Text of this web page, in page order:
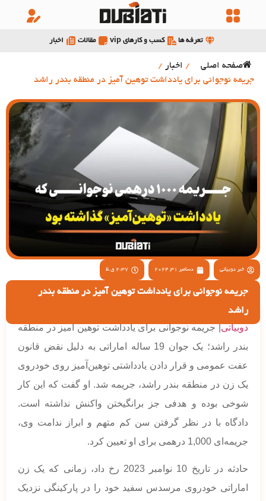
تعرفه ها کسب و کارهای vip مقالات اخبار
صفحه اصلی / اخبار /
جریمه نوجوانی برای یادداشت توهین آمیز در منطقه بندر راشد
خبر دوبیاتی دسامبر 31, 2024 2:37 ق.ظ
جریمه نوجوانی برای یادداشت توهین آمیز در منطقه بندر
راشد
دوبیاتی| جریمه نوجوانی برای یادداشت توهین آمیز در منطقه
بندر راشد؛ یک جوان 19 ساله اماراتی به دلیل نقض قانون
عفت عمومی و قرار دادن یادداشتی توهین‌آمیز روی خودروی
یک زن در منطقه بندر راشد، جریمه شد. او گفت که این کار
شوخی بوده و هدفی جز برانگیختن واکنش نداشته است.
دادگاه با در نظر گرفتن سن کم متهم و ابراز ندامت وی،
جریمه‌ای 1,000 درهمی برای او تعیین کرد.
حادثه در تاریخ 10 نوامبر 2023 رخ داد، زمانی که یک زن
اماراتی خودروی مرسدس سفید خود را در پارکینگی نزدیک